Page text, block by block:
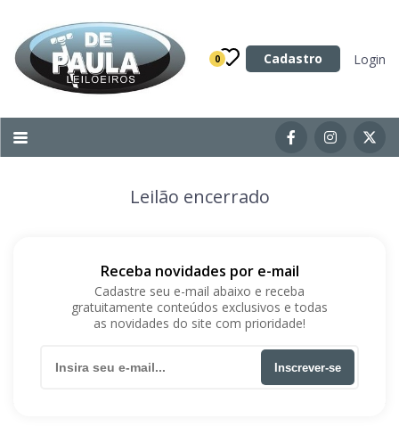
0 Cadastro Login
Categoria
Imóveis
Acessórios para Veículos
Máquinas
Leilão encerrado
Receba novidades por e-mail
Cadastre seu e-mail abaixo e receba
gratuitamente conteúdos exclusivos e todas
as novidades do site com prioridade!
Inscrever-se